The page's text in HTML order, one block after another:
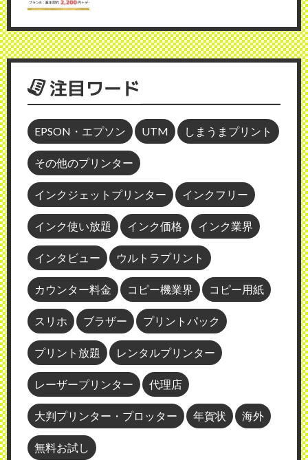
注目ワード
EPSON・エプソン UTM しまうまプリント
その他のプリンター
インクジェットプリンター インクフリー
インク使い放題 インク価格 インク業界
インタビュー ウルトラプリント
カウンター料金 コピー機業界 コピー用紙
スリホ ブラザー プリントパック
プリント放題 レンタルプリンター
レーザープリンター 代理店
大判プリンター・プロッター 年賀状 海外
無料お試し